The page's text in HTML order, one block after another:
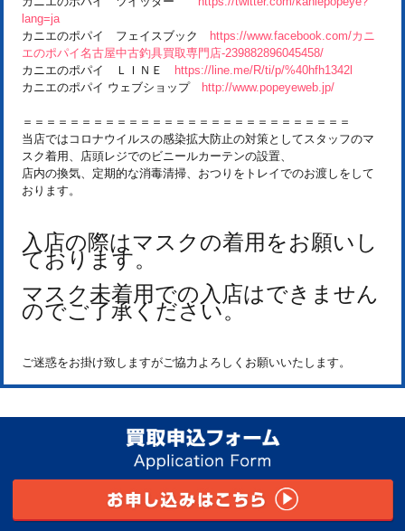
lang=ja
カニエのポパイ フェイスブック https://www.facebook.com/カニ
エのポパイ名古屋中古釣具買取専門店-239882896045458/
カニエのポパイ ＬＩＮＥ https://line.me/R/ti/p/%40hfh1342l
カニエのポパイ ウェブショップ http://www.popeyeweb.jp/
＝＝＝＝＝＝＝＝＝＝＝＝＝＝＝＝＝＝＝＝＝＝＝＝＝＝＝＝
当店ではコロナウイルスの感染拡大防止の対策としてスタッフのマ
スク着用、店頭レジでのビニールカーテンの設置、
店内の換気、定期的な消毒清掃、おつりをトレイでのお渡しをして
おります。
入店の際はマスクの着用をお願いし
ております。
マスク未着用での入店はできません
のでご了承ください。
ご迷惑をお掛け致しますがご協力よろしくお願いいたします。